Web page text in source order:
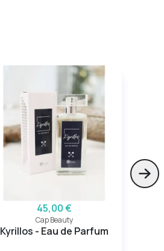
45,00 €
Cap Beauty
Kyrillos - Eau de Parfum